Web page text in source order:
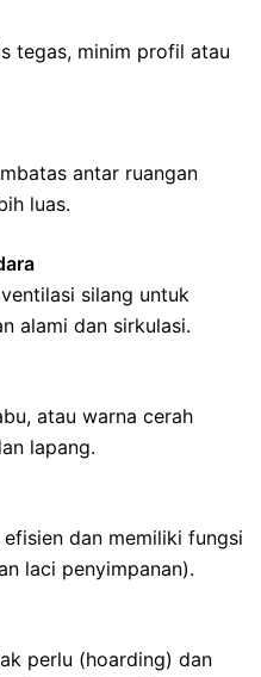
tegas, minim profil atau
antar ruangan
luas.
silang untuk
alami dan sirkulasi.
atau warna cerah
lapang.
dan memiliki fungsi
laci penyimpanan).
perlu (hoarding) dan